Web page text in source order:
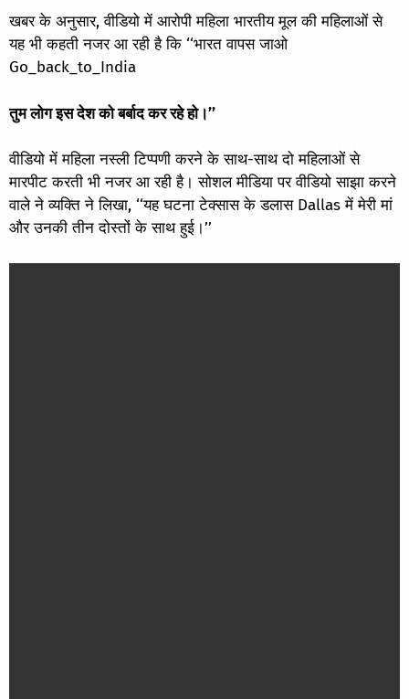
खबर के अनुसार, वीडियो में आरोपी महिला भारतीय मूल की महिलाओं से
यह भी कहती नजर आ रही है कि ‘‘भारत वापस जाओ
Go_back_to_India
तुम लोग इस देश को बर्बाद कर रहे हो।’’
वीडियो में महिला नस्ली टिप्पणी करने के साथ-साथ दो महिलाओं से
मारपीट करती भी नजर आ रही है। सोशल मीडिया पर वीडियो साझा करने
वाले ने व्यक्ति ने लिखा, ‘‘यह घटना टेक्सास के डलास Dallas में मेरी मां
और उनकी तीन दोस्तों के साथ हुई।’’